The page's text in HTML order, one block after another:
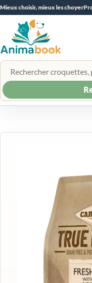
Mieux choisir, mieux les choyer
Rechercher un produit